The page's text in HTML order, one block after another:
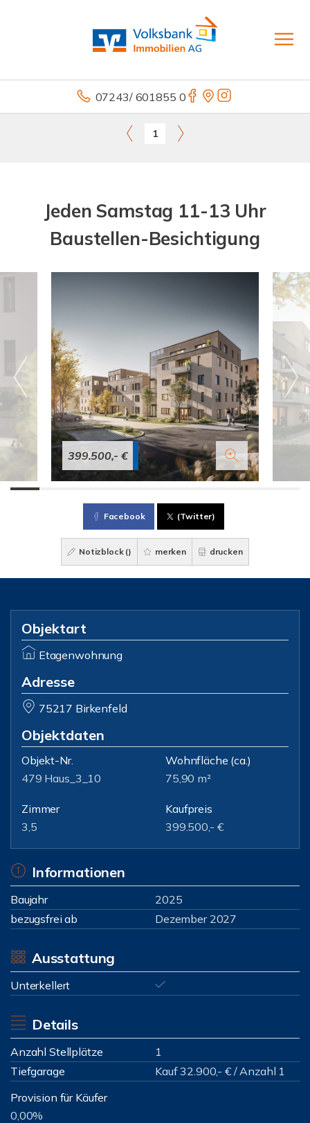
07243/ 601855 0
1
Jeden Samstag 11-13 Uhr
Baustellen-Besichtigung
399.500,- €
Facebook (Twitter)
Notizblock () merken drucken
Objektart
Etagenwohnung
Adresse
75217 Birkenfeld
Objektdaten
Objekt-Nr.
479 Haus_3_10
Wohnfläche (ca.)
75,90 m²
Zimmer
3,5
Kaufpreis
399.500,- €
Informationen
Baujahr
2025
bezugsfrei ab
Dezember 2027
Ausstattung
Unterkellert
Details
Anzahl Stellplätze
1
Tiefgarage
Kauf 32.900,- € / Anzahl 1
Provision für Käufer
0,00%